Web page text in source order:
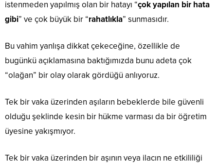
istenmeden yapılmış olan bir hatayı “çok yapılan bir hata
gibi” ve çok büyük bir “rahatlıkla” sunmasıdır.
Bu vahim yanlışa dikkat çekeceğine, özellikle de
bugünkü açıklamasına baktığımızda bunu adeta çok
“olağan” bir olay olarak gördüğü anlıyoruz.
Tek bir vaka üzerinden aşıların bebeklerde bile güvenli
olduğu şeklinde kesin bir hükme varması da bir öğretim
üyesine yakışmıyor.
Tek bir vaka üzerinden bir aşının veya ilacın ne etkililiği